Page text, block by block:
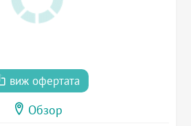
виж офертата
Обзор